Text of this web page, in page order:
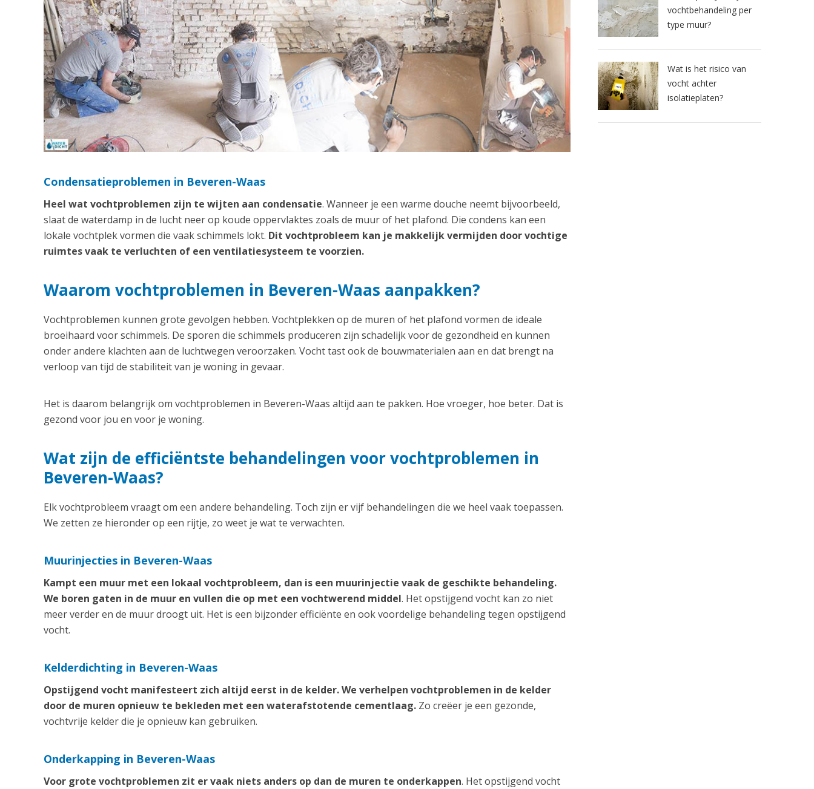
Condensatieproblemen in Beveren-Waas
Heel wat vochtproblemen zijn te wijten aan condensatie. Wanneer je een warme douche neemt bijvoorbeeld,
slaat de waterdamp in de lucht neer op koude oppervlaktes zoals de muur of het plafond. Die condens kan een
lokale vochtplek vormen die vaak schimmels lokt. Dit vochtprobleem kan je makkelijk vermijden door vochtige
ruimtes vaak te verluchten of een ventilatiesysteem te voorzien.
Waarom vochtproblemen in Beveren-Waas aanpakken?
Vochtproblemen kunnen grote gevolgen hebben. Vochtplekken op de muren of het plafond vormen de ideale
broeihaard voor schimmels. De sporen die schimmels produceren zijn schadelijk voor de gezondheid en kunnen
onder andere klachten aan de luchtwegen veroorzaken. Vocht tast ook de bouwmaterialen aan en dat brengt na
verloop van tijd de stabiliteit van je woning in gevaar.
Het is daarom belangrijk om vochtproblemen in Beveren-Waas altijd aan te pakken. Hoe vroeger, hoe beter. Dat is
gezond voor jou en voor je woning.
Wat zijn de efficiëntste behandelingen voor vochtproblemen in
Beveren-Waas?
Elk vochtprobleem vraagt om een andere behandeling. Toch zijn er vijf behandelingen die we heel vaak toepassen.
We zetten ze hieronder op een rijtje, zo weet je wat te verwachten.
Muurinjecties in Beveren-Waas
Kampt een muur met een lokaal vochtprobleem, dan is een muurinjectie vaak de geschikte behandeling.
We boren gaten in de muur en vullen die op met een vochtwerend middel. Het opstijgend vocht kan zo niet
meer verder en de muur droogt uit. Het is een bijzonder efficiënte en ook voordelige behandeling tegen opstijgend
vocht.
Kelderdichting in Beveren-Waas
Opstijgend vocht manifesteert zich altijd eerst in de kelder. We verhelpen vochtproblemen in de kelder
door de muren opnieuw te bekleden met een waterafstotende cementlaag. Zo creëer je een gezonde,
vochtvrije kelder die je opnieuw kan gebruiken.
Onderkapping in Beveren-Waas
Voor grote vochtproblemen zit er vaak niets anders op dan de muren te onderkappen. Het opstijgend vocht
vochtbehandeling per
type muur?
Wat is het risico van
vocht achter
isolatieplaten?